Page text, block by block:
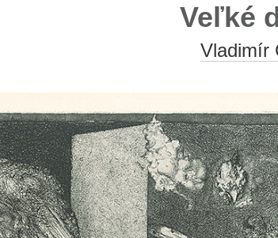
Veľké
Vladimír